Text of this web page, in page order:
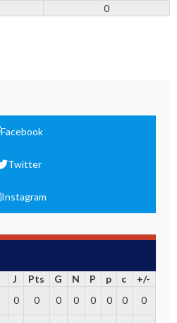
0
Facebook
Twitter
Instagram
J Pts G N P p c
+/-
0 0 0 0 0 0 0 0